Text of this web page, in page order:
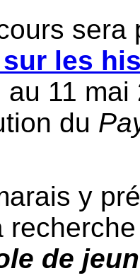
les
au 11
du
y
de